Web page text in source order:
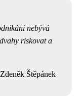
nebývá
riskovat a
Zdeněk Štěpánek